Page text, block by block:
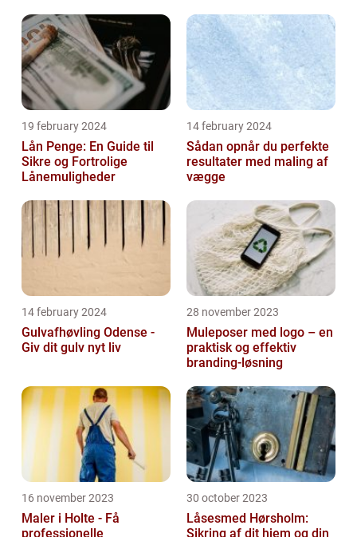
19 february 2024
Lån Penge: En Guide til
Sikre og Fortrolige
Lånemuligheder
14 february 2024
Sådan opnår du perfekte
resultater med maling af
vægge
14 february 2024
Gulvafhøvling Odense -
Giv dit gulv nyt liv
28 november 2023
Muleposer med logo – en
praktisk og effektiv
branding-løsning
16 november 2023
Maler i Holte - Få
professionelle
30 october 2023
Låsesmed Hørsholm:
Sikring af dit hjem og din